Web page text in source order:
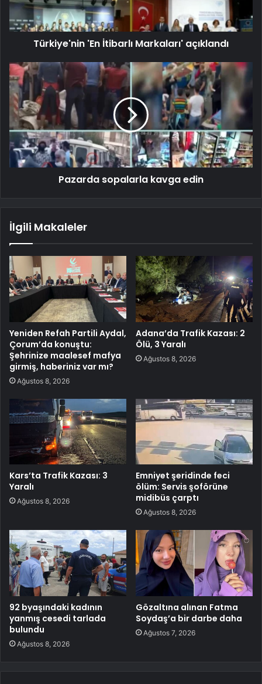
Türkiye'nin 'En İtibarlı Markaları' açıklandı
Pazarda sopalarla kavga edin
İlgili Makaleler
Yeniden Refah Partili Aydal,
Çorum’da konuştu:
Şehrinize maalesef mafya
girmiş, haberiniz var mı?
Ağustos 8, 2026
Adana’da Trafik Kazası: 2
Ölü, 3 Yaralı
Ağustos 8, 2026
Kars’ta Trafik Kazası: 3
Yaralı
Ağustos 8, 2026
Emniyet şeridinde feci
ölüm: Servis şoförüne
midibüs çarptı
Ağustos 8, 2026
92 byaşındaki kadının
yanmış cesedi tarlada
bulundu
Ağustos 8, 2026
Gözaltına alınan Fatma
Soydaş’a bir darbe daha
Ağustos 7, 2026